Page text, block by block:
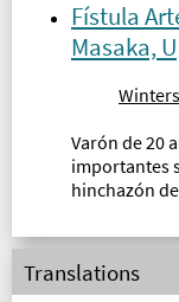
Fístula
Masaka,
Varón de 20
importantes
hinchazón
Translations